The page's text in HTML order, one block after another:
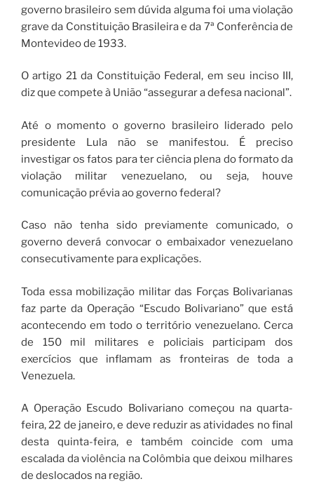
governo brasileiro sem dúvida alguma foi uma violação
grave da Constituição Brasileira e da 7ª Conferência de
Montevideo de 1933.
O artigo 21 da Constituição Federal, em seu inciso III,
diz que compete à União “assegurar a defesa nacional”.
Até o momento o governo brasileiro liderado pelo
presidente Lula não se manifestou. É preciso
investigar os fatos para ter ciência plena do formato da
violação militar venezuelano, ou seja, houve
comunicação prévia ao governo federal?
Caso não tenha sido previamente comunicado, o
governo deverá convocar o embaixador venezuelano
consecutivamente para explicações.
Toda essa mobilização militar das Forças Bolivarianas
faz parte da Operação “Escudo Bolivariano” que está
acontecendo em todo o território venezuelano. Cerca
de 150 mil militares e policiais participam dos
exercícios que inflamam as fronteiras de toda a
Venezuela.
A Operação Escudo Bolivariano começou na quarta-
feira, 22 de janeiro, e deve reduzir as atividades no final
desta quinta-feira, e também coincide com uma
escalada da violência na Colômbia que deixou milhares
de deslocados na região.